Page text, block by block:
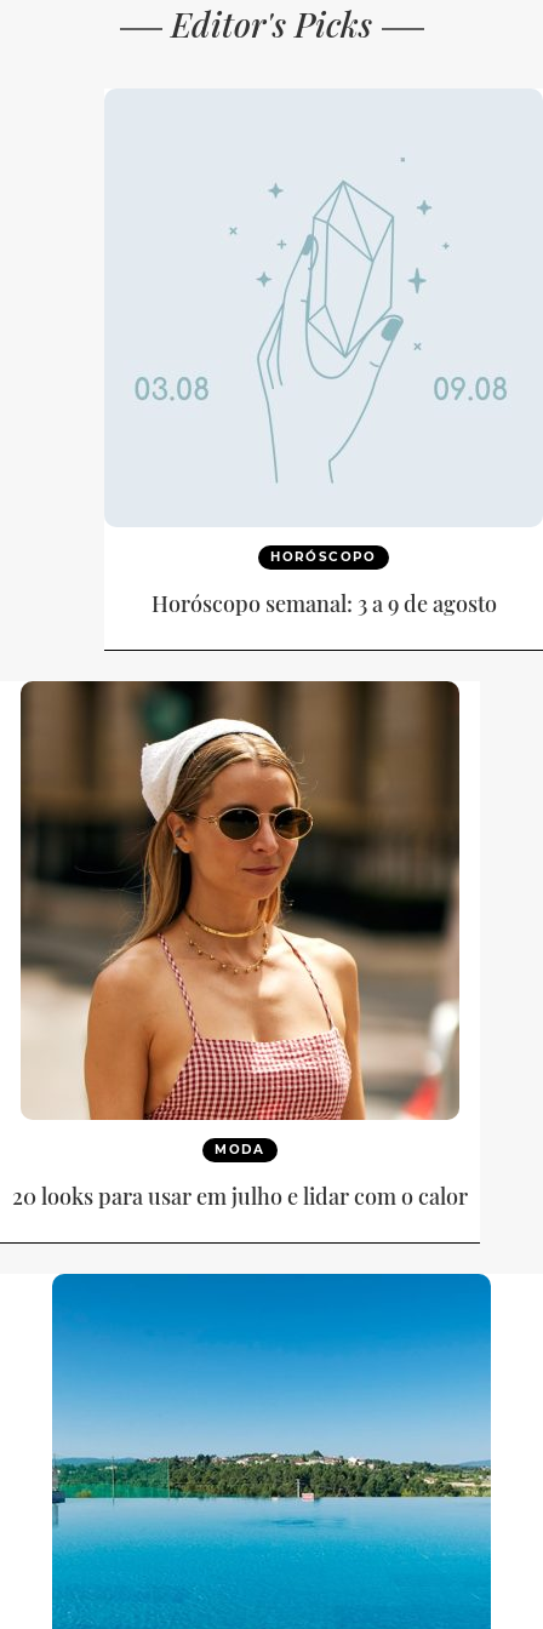
Editor's Picks
HORÓSCOPO
Horóscopo semanal: 3 a 9 de agosto
MODA
20 looks para usar em julho e lidar com o calor